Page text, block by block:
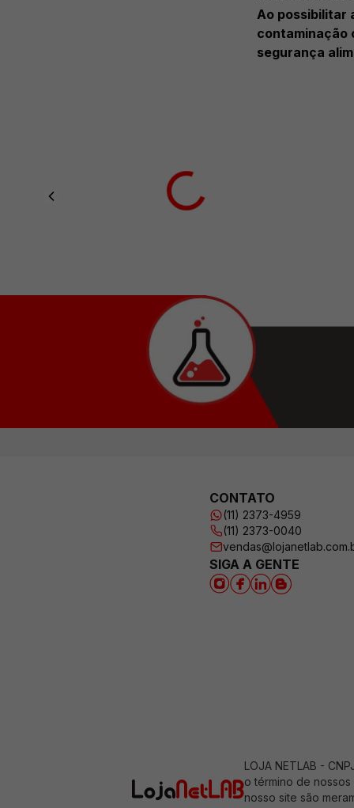
Ao possibilitar
contaminação
segurança
CONTATO
(11) 2373-4959
(11) 2373-0040
SIGA A GENTE
LOJA NETLAB -
o término de
nosso site são